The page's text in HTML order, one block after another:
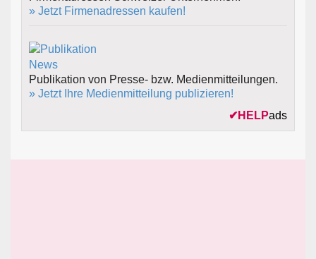
» Jetzt Firmenadressen kaufen!
Publikation von Presse- bzw. Medienmitteilungen.
» Jetzt Ihre Medienmitteilung publizieren!
✔ HELPads